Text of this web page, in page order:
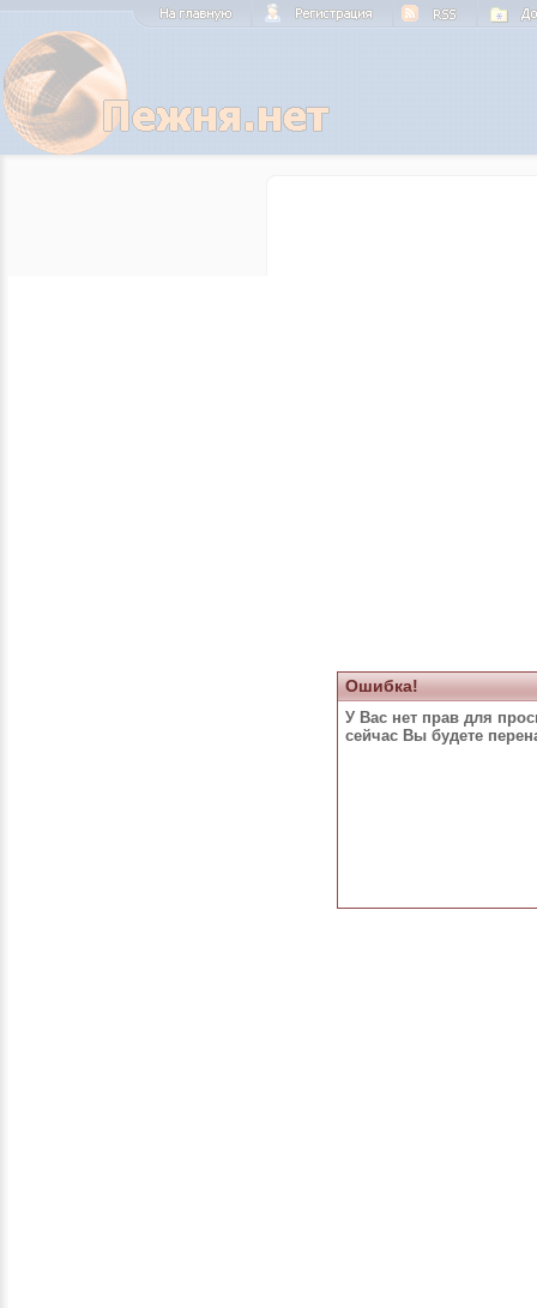
Ошибка!
У Вас нет прав для
сейчас Вы будете